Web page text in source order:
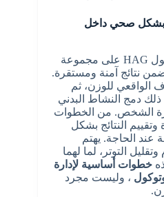
بشكل صحي داخل
داخل بروتوكول HAG على مجموعة
نتائج آمنة ومستقرة.
الواقعي للوزن، ثم
دمج النشاط البدني
الشخص. من الخطوات
وتقييم النتائج بشكل
عند الحاجة. يهتم
التوتر، لما لهما
خطوات أساسية لإدارة
، وليست مجرد